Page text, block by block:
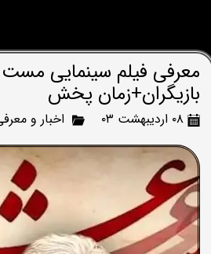
معرفی فیلم سینمایی
بازیگران+زمان پخش
۰۸ اردیبهشت ۰۳ اخبار و